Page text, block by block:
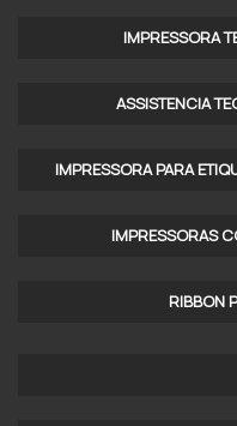
IMPRESSORA
ASSISTENCIA
IMPRESSORA PARA
IMPRESSORAS
RIBBON